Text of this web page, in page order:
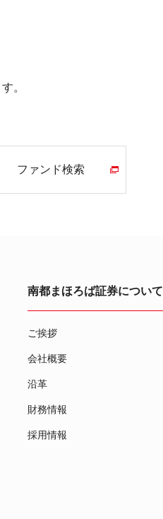
。
ファンド検索
南都まほろば証券について
ご挨拶
会社概要
沿革
財務情報
採用情報